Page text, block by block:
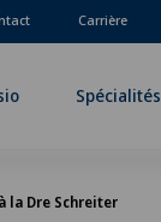
Carrière
Spécialités
la Dre Schreiter